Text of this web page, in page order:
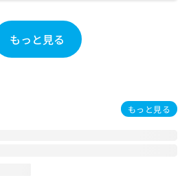
もっと見る
もっと見る